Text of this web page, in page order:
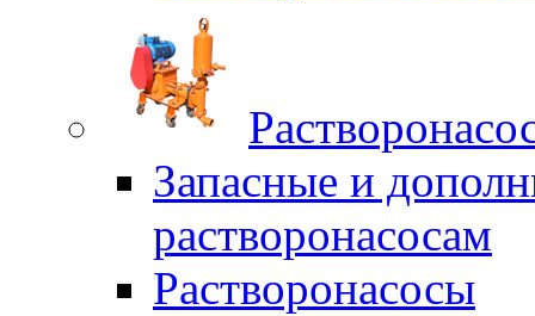
Запасные и
растворонасосам
Растворонасосы